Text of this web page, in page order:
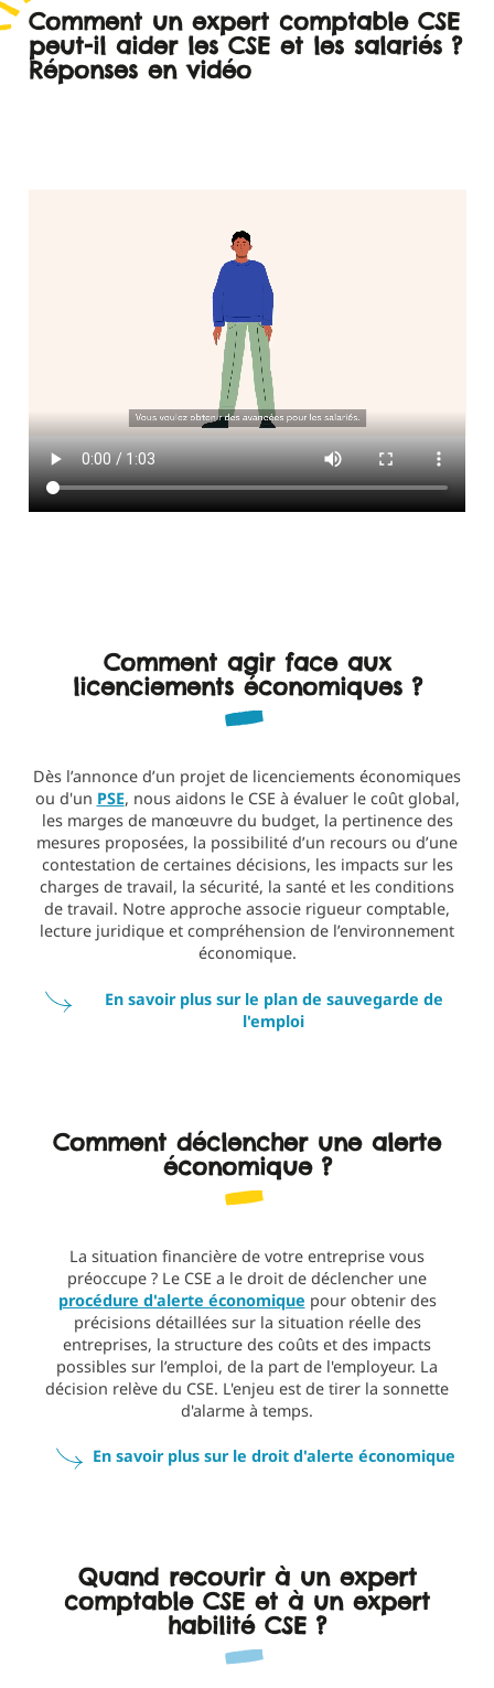
Comment un expert comptable CSE
peut-il aider les CSE et les salariés ?
Réponses en vidéo
Comment agir face aux
licenciements économiques ?
Dès l’annonce d’un projet de licenciements économiques
ou d'un PSE, nous aidons le CSE à évaluer le coût global,
les marges de manœuvre du budget, la pertinence des
mesures proposées, la possibilité d’un recours ou d’une
contestation de certaines décisions, les impacts sur les
charges de travail, la sécurité, la santé et les conditions
de travail. Notre approche associe rigueur comptable,
lecture juridique et compréhension de l’environnement
économique.
En savoir plus sur le plan de sauvegarde de
l'emploi
Comment déclencher une alerte
économique ?
La situation financière de votre entreprise vous
préoccupe ? Le CSE a le droit de déclencher une
procédure d'alerte économique pour obtenir des
précisions détaillées sur la situation réelle des
entreprises, la structure des coûts et des impacts
possibles sur l’emploi, de la part de l'employeur. La
décision relève du CSE. L'enjeu est de tirer la sonnette
d'alarme à temps.
En savoir plus sur le droit d'alerte économique
Quand recourir à un expert
comptable CSE et à un expert
habilité CSE ?